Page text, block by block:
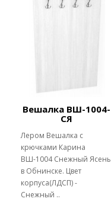
Вешалка ВШ-1004-
СЯ
Лером Вешалка с
крючками Карина
ВШ-1004 Снежный Ясень
в Обнинске. Цвет
корпуса(ЛДСП) -
Снежный ..